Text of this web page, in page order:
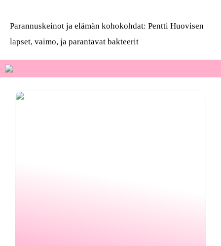
Parannuskeinot ja elämän kohokohdat: Pentti Huovisen
lapset, vaimo, ja parantavat bakteerit